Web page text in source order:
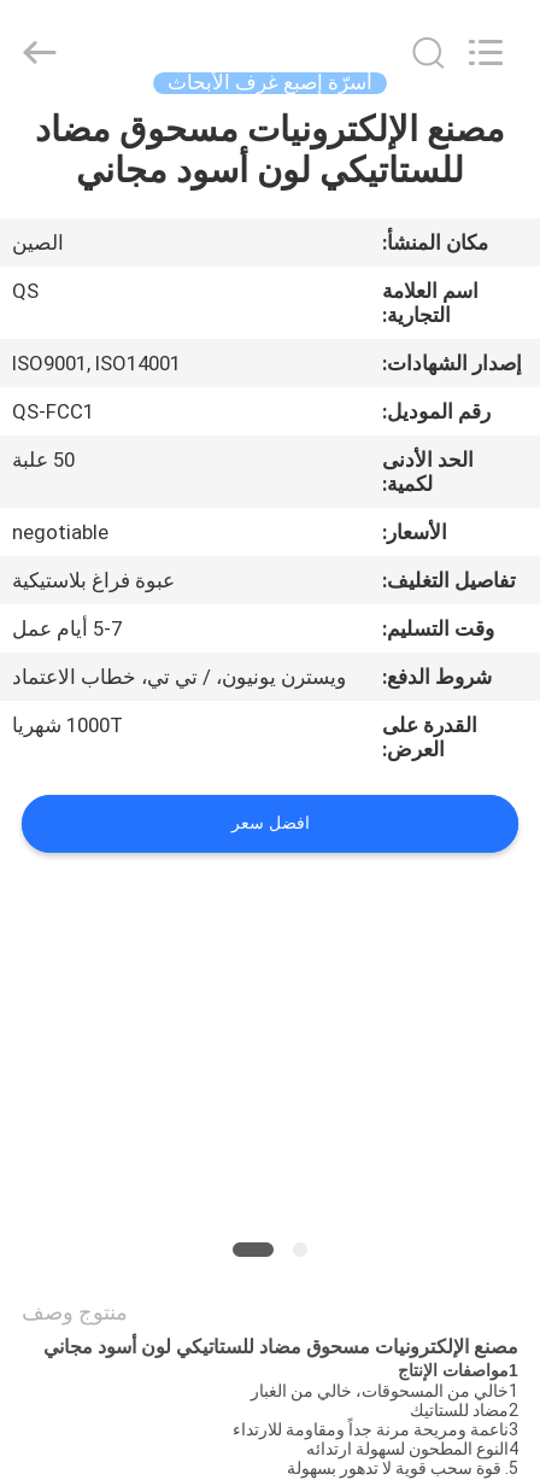
الصفحة
الرئيسية
منتجات
معلومات
عنا
جولة
المعمل
مراقبة
الجودة
اتصل
أخبار
Technology
Co.,Ltd.
أسرّة إصبع غرف الأبحاث
مصنع الإلكترونيات مسحوق مضاد
للستاتيكي لون أسود مجاني
مكان المنشأ:
الصين
اسم العلامة
التجارية:
QS
إصدار الشهادات:
ISO9001, ISO14001
رقم الموديل:
QS-FCC1
الحد الأدنى
لكمية:
50 علبة
الأسعار:
negotiable
تفاصيل التغليف:
عبوة فراغ بلاستيكية
وقت التسليم:
5-7 أيام عمل
شروط الدفع:
ويسترن يونيون، / تي تي، خطاب الاعتماد
القدرة على
العرض:
1000T شهريا
افضل سعر
منتوج وصف
مصنع الإلكترونيات مسحوق مضاد للستاتيكي لون أسود مجاني
1مواصفات الإنتاج
1خالي من المسحوقات، خالي من الغبار
2مضاد للستاتيك
3ناعمة ومريحة مرنة جداً ومقاومة للارتداء
4النوع المطحون لسهولة ارتدائه
5. قوة سحب قوية لا تدهور بسهولة